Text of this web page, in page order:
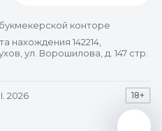
конторе
142214,
ул. Ворошилова, д. 147 стр.
2026 18+